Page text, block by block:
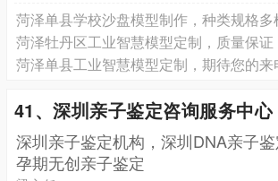
菏泽单县学校沙盘模型制作，种类规格多
菏泽牡丹区工业智慧模型定制，质量保证
菏泽单县工业智慧模型定制，期待您的来
41、深圳亲子鉴定咨询服务中心
深圳亲子鉴定机构，深圳DNA亲子
孕期无创亲子鉴定